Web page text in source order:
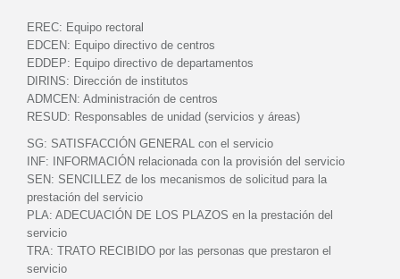
EREC: Equipo rectoral
EDCEN: Equipo directivo de centros
EDDEP: Equipo directivo de departamentos
DIRINS: Dirección de institutos
ADMCEN: Administración de centros
RESUD: Responsables de unidad (servicios y áreas)
SG: SATISFACCIÓN GENERAL con el servicio
INF:
INFORMACIÓN relacionada con la provisión del servicio
SEN: SENCILLEZ de los mecanismos de solicitud para la
prestación del servicio
PLA: ADECUACIÓN DE LOS PLAZOS en la prestación del
servicio
TRA: TRATO RECIBIDO por las personas que prestaron el
servicio